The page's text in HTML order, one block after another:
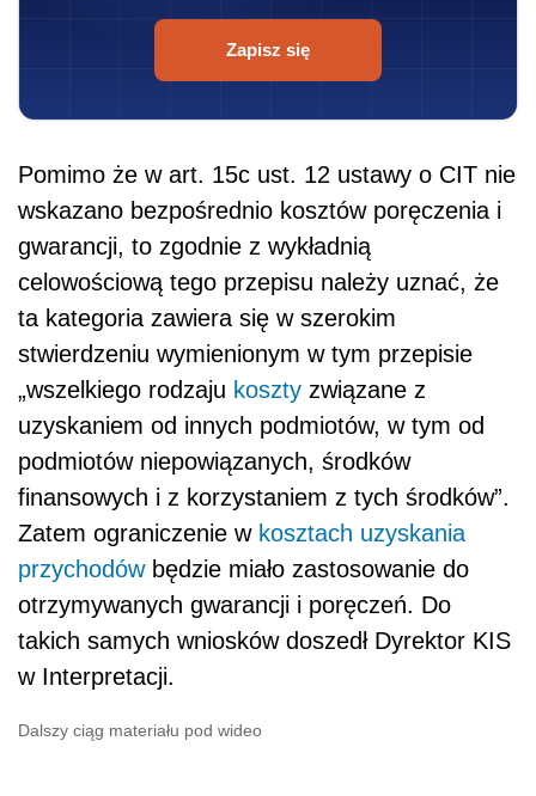
Zapisz się
Pomimo że w art. 15c ust. 12 ustawy o CIT nie
wskazano bezpośrednio kosztów poręczenia i
gwarancji, to zgodnie z wykładnią
celowościową tego przepisu należy uznać, że
ta kategoria zawiera się w szerokim
stwierdzeniu wymienionym w tym przepisie
„wszelkiego rodzaju koszty związane z
uzyskaniem od innych podmiotów, w tym od
podmiotów niepowiązanych, środków
finansowych i z korzystaniem z tych środków”.
Zatem ograniczenie w kosztach uzyskania
przychodówbędzie miało zastosowanie do
otrzymywanych gwarancji i poręczeń. Do
takich samych wniosków doszedł Dyrektor KIS
w Interpretacji.
Dalszy ciąg materiału pod wideo